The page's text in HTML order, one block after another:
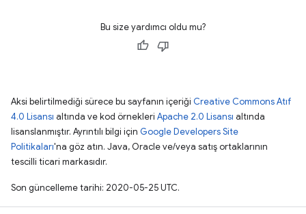
Bu size yardımcı oldu mu?
Aksi belirtilmediği sürece bu sayfanın içeriği Creative Commons Atıf
4.0 Lisansı altında ve kod örnekleri Apache 2.0 Lisansı altında
lisanslanmıştır. Ayrıntılı bilgi için Google Developers Site
Politikaları'na göz atın. Java, Oracle ve/veya satış ortaklarının
tescilli ticari markasıdır.
Son güncelleme tarihi: 2020-05-25 UTC.